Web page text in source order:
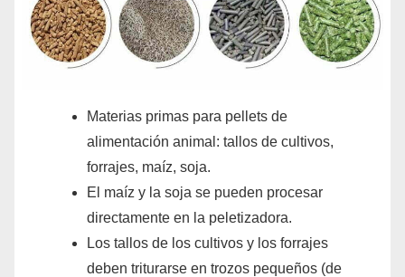
Materias primas para pellets de
alimentación animal: tallos de cultivos,
forrajes, maíz, soja.
El maíz y la soja se pueden procesar
directamente en la peletizadora.
Los tallos de los cultivos y los forrajes
deben triturarse en trozos pequeños (de